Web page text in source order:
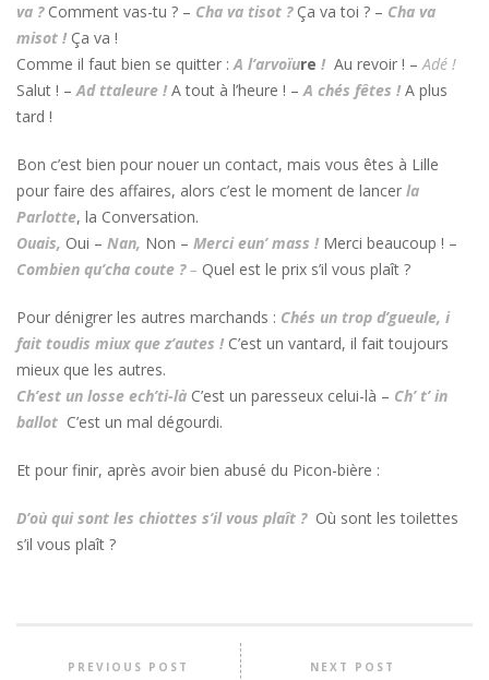
va ?Comment vas-tu ? – Cha va tisot ? Ça va toi ? – Cha va
misot !Ça va !
Comme il faut bien se quitter :A l’arvoïure ! Au revoir ! –Adé !
Salut ! –Ad ttaleure !A tout à l’heure ! – A chés fêtes !A plus
tard !
Bon c’est bien pour nouer un contact, mais vous êtes à Lille
pour faire des affaires, alors c’est le moment de lancer la
Parlotte, la Conversation.
Ouais, Oui – Nan, Non – Merci eun’ mass !Merci beaucoup ! –
Combien qu’cha coute ?– Quel est le prix s’il vous plaît ?
Pour dénigrer les autres marchands : Chés un trop d’gueule, i
fait toudis miux que z’autes !C’est un vantard, il fait toujours
mieux que les autres.
Ch’est un losse ech’ti-là C’est un paresseux celui-là – Ch’ t’ in
ballot C’est un mal dégourdi.
Et pour finir, après avoir bien abusé du Picon-bière :
D’où qui sont les chiottes s’il vous plaît ? Où sont les toilettes
s’il vous plaît ?
PREVIOUS POST NEXT POST